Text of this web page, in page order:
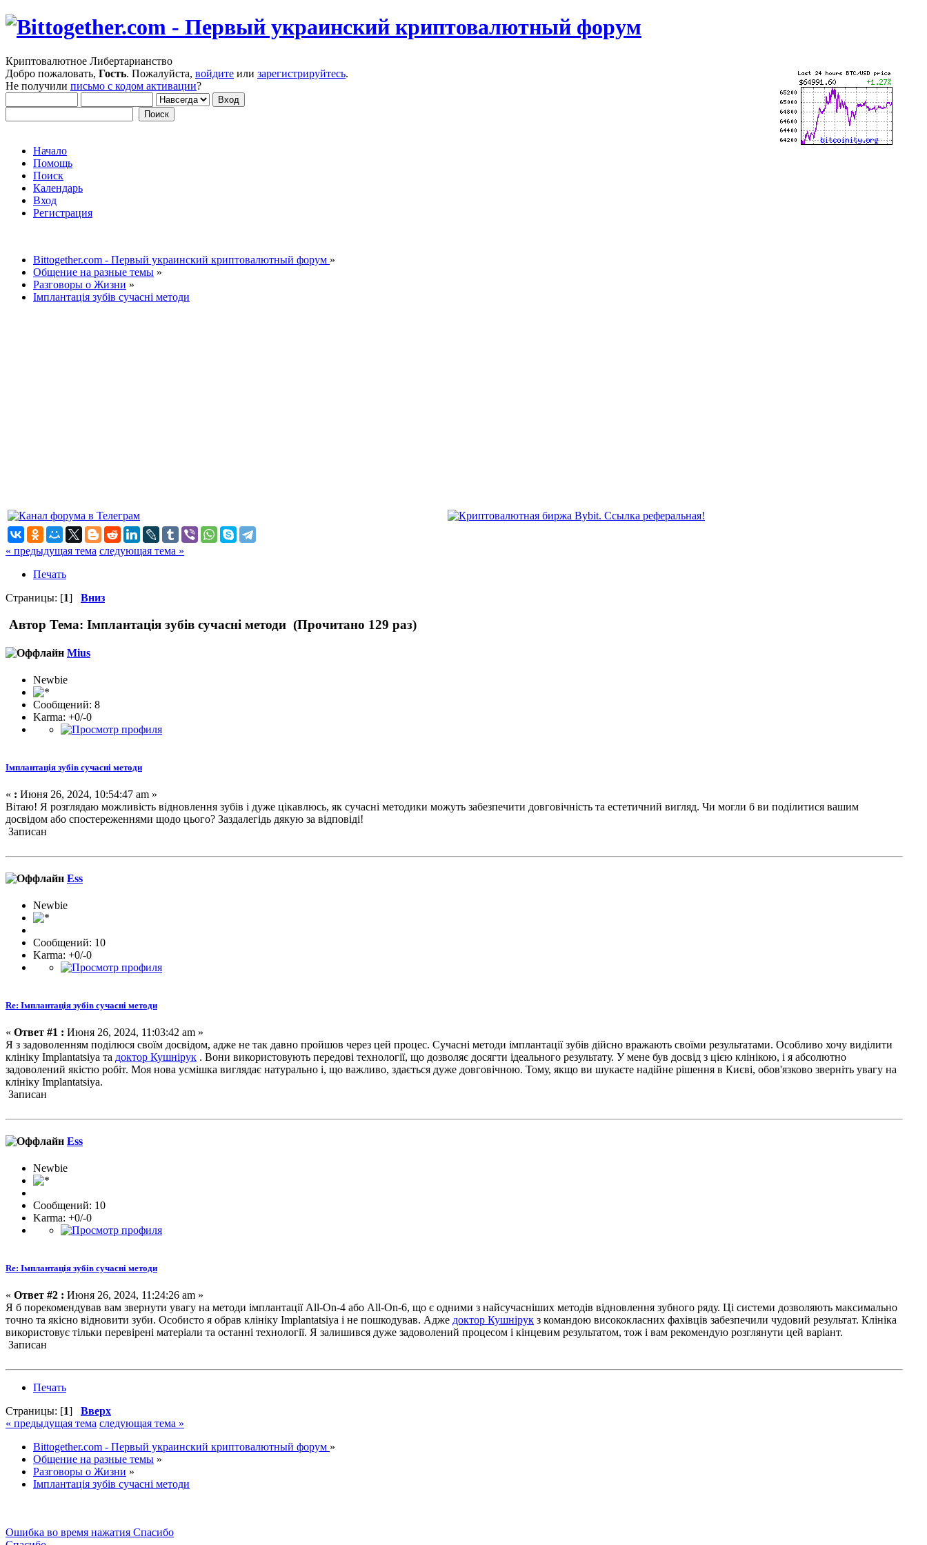
Криптовалютное Либертарианство
Добро пожаловать, Гость. Пожалуйста, войдите или зарегистрируйтесь.
Не получили письмо с кодом активации?
Начало
Помощь
Поиск
Календарь
Вход
Регистрация
Bittogether.com - Первый украинский криптовалютный форум »
Общение на разные темы »
Разговоры о Жизни »
Імплантація зубів сучасні методи
« предыдущая тема следующая тема »
Печать
Страницы: [1] Вниз
Автор Тема: Імплантація зубів сучасні методи (Прочитано 129 раз)
Mius
Newbie
Сообщений: 8
Karma: +0/-0
Імплантація зубів сучасні методи
« : Июня 26, 2024, 10:54:47 am »
Вітаю! Я розглядаю можливість відновлення зубів і дуже цікавлюсь, як сучасні методики можуть забезпечити довговічність та естетичний вигляд. Чи могли б ви поділитися вашим
досвідом або спостереженнями щодо цього? Заздалегідь дякую за відповіді!
Записан
Ess
Newbie
Сообщений: 10
Karma: +0/-0
Re: Імплантація зубів сучасні методи
« Ответ #1 : Июня 26, 2024, 11:03:42 am »
Я з задоволенням поділюся своїм досвідом, адже не так давно пройшов через цей процес. Сучасні методи імплантації зубів дійсно вражають своїми результатами. Особливо хочу виділити
клініку Implantatsiya та доктор Кушнірук . Вони використовують передові технології, що дозволяє досягти ідеального результату. У мене був досвід з цією клінікою, і я абсолютно
задоволений якістю робіт. Моя нова усмішка виглядає натурально і, що важливо, здається дуже довговічною. Тому, якщо ви шукаєте надійне рішення в Києві, обов'язково зверніть увагу на
клініку Implantatsiya.
Записан
Ess
Newbie
Сообщений: 10
Karma: +0/-0
Re: Імплантація зубів сучасні методи
« Ответ #2 : Июня 26, 2024, 11:24:26 am »
Я б порекомендував вам звернути увагу на методи імплантації All-On-4 або All-On-6, що є одними з найсучасніших методів відновлення зубного ряду. Ці системи дозволяють максимально
точно та якісно відновити зуби. Особисто я обрав клініку Implantatsiya і не пошкодував. Адже доктор Кушнірук з командою висококласних фахівців забезпечили чудовий результат. Клініка
використовує тільки перевірені матеріали та останні технології. Я залишився дуже задоволений процесом і кінцевим результатом, тож і вам рекомендую розглянути цей варіант.
Записан
Печать
Страницы: [1] Вверх
« предыдущая тема следующая тема »
Bittogether.com - Первый украинский криптовалютный форум »
Общение на разные темы »
Разговоры о Жизни »
Імплантація зубів сучасні методи
Ошибка во время нажатия Спасибо